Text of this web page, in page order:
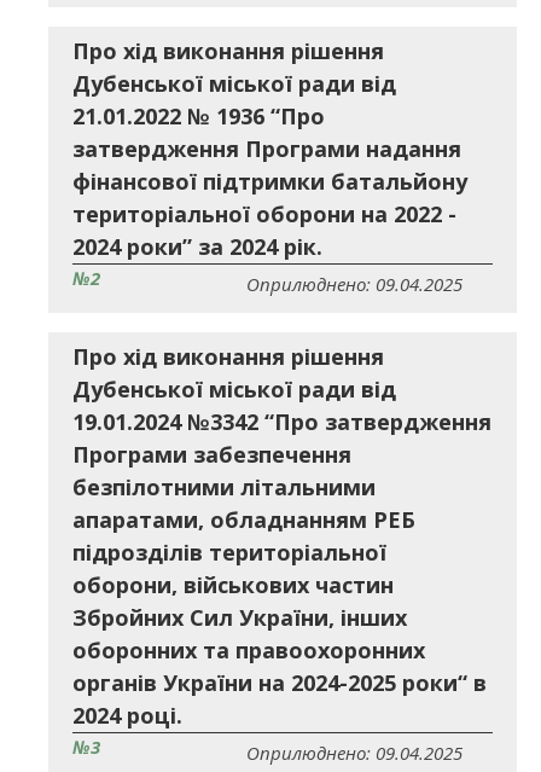
Про хід виконання рішення
Дубенської міської ради від
21.01.2022 № 1936 “Про
затвердження Програми надання
фінансової підтримки батальйону
територіальної оборони на 2022 -
2024 роки” за 2024 рік.
№2 Оприлюднено: 09.04.2025
Про хід виконання рішення
Дубенської міської ради від
19.01.2024 №3342 “Про затвердження
Програми забезпечення
безпілотними літальними
апаратами, обладнанням РЕБ
підрозділів територіальної
оборони, військових частин
Збройних Сил України, інших
оборонних та правоохоронних
органів України на 2024-2025 роки“ в
2024 році.
№3 Оприлюднено: 09.04.2025